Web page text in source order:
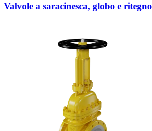
Valvole a saracinesca, globo e ritegno